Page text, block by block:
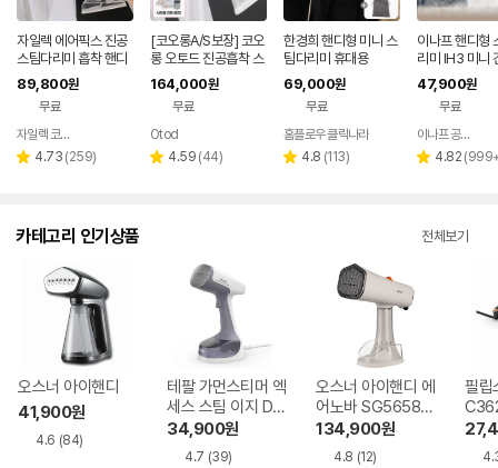
자일렉 에어픽스 진공
스팀다리미 흡착 핸디
형 다리미 휴대용 ZL-
2611
89,800원
무료
페이
자일렉 코리아
별 4.73 리
(259)
[코오롱A/S보장] 코오
롱 오토드 진공흡착 스
팀다리미 핸디형
164,000원
무료
Otod
별 4.59 리
(44)
한경희 핸디형 미니 스
팀다리미 휴대용
69,000원
무료
홈플로우 클릭나라
별 4.8 리
(113)
이나프 핸디형
리미 IH3 미니
리미 휴대용 여
47,900원
무료
이나프 공식 스토어
별 4.82 리
(
카테고리 인기상품 전체보기
오스너 아이핸디
41,900원
4.6 (84)
테팔 가먼스티머 엑
세스 스팀 이지 DT
7113K0
34,900원
4.7 (39)
오스너 아이핸디 에
어노바 SG5658P
X
134,900원
4.8 (12)
필립